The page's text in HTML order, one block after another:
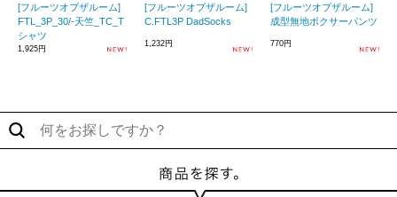
[フルーツオブザルーム]
FTL_3P_30/-天竺_TC_T
シャツ
1,925円
[フルーツオブザルーム]
C.FTL3P DadSocks
1,232円
[フルーツオブザルーム]
成型無地ボクサーパンツ
770円